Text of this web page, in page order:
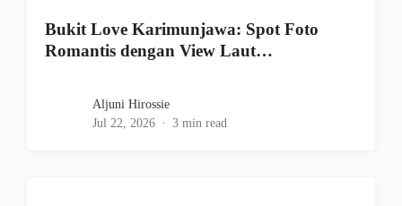
Bukit Love Karimunjawa: Spot Foto
Romantis dengan View Laut…
Aljuni Hirossie
Jul 22, 2026
3 min read